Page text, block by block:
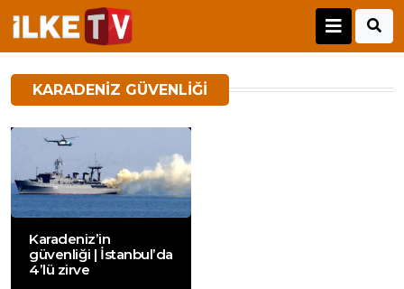
KARADENIZ GÜVENLIĞI
Karadeniz’in
güvenliği | İstanbul’da
4’lü zirve